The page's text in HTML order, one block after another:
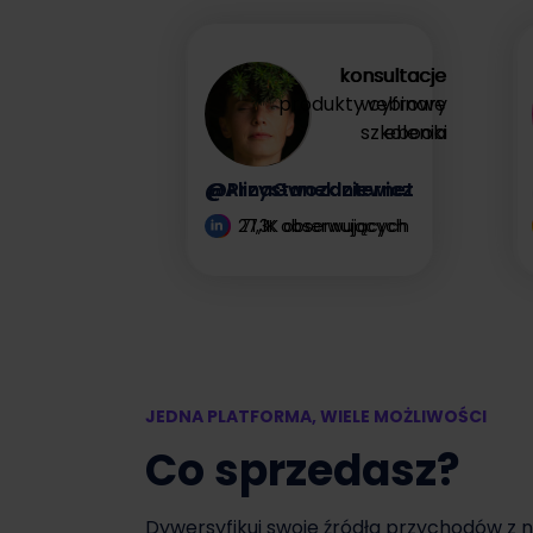
zysk
Zyskaj
konsultacje
webinary
ebooki
@PrzystanekInternet
71,3K obserwujących
konsultacje
produkty cyfrowe
szkolenia
@AlinaGwozdziewicz
27,1K obserwujących
JEDNA PLATFORMA, WIELE MOŻLIWOŚCI
Co sprzedasz?